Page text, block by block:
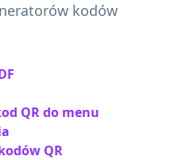
kodów
QR do menu
QR